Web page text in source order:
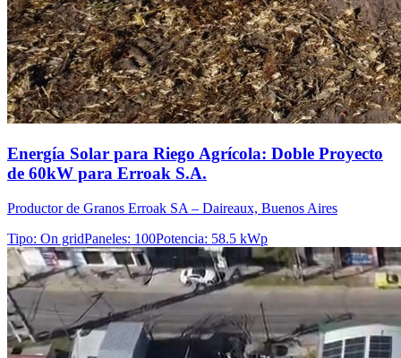
Energía Solar para Riego Agrícola: Doble Proyecto
de 60kW para Erroak S.A.
Productor de Granos Erroak SA – Daireaux, Buenos Aires
Tipo: On gridPaneles: 100Potencia: 58.5 kWp